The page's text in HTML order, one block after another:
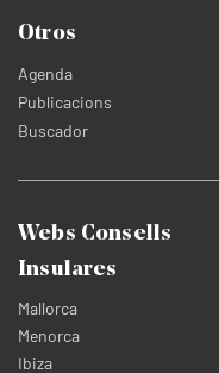
Otros
Agenda
Publicacions
Buscador
Webs Consells
Insulares
Mallorca
Menorca
Ibiza